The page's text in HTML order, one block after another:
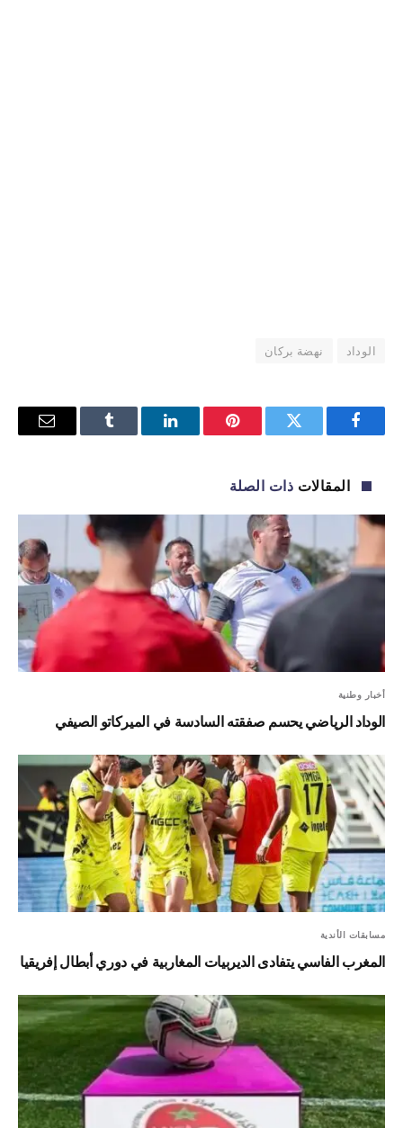
الوداد نهضة بركان
فيسبوك تويتر بينتيريستلينكدإن Tumblr
البريد
المقالات ذات الصلة
أخبار وطنية
الوداد الرياضي يحسم صفقته السادسة في الميركاتو الصيفي
مسابقات الأندية
المغرب الفاسي يتفادى الديربيات المغاربية في دوري أبطال إفريقيا